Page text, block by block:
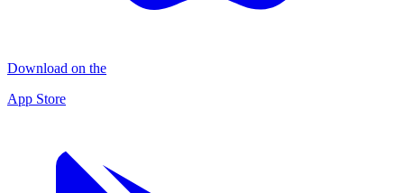
Download on the
App Store